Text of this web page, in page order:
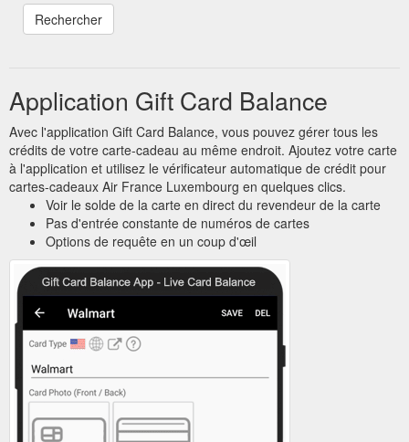
Application Gift Card Balance
Avec l'application Gift Card Balance, vous pouvez gérer tous les
crédits de votre carte-cadeau au même endroit. Ajoutez votre carte
à l'application et utilisez le vérificateur automatique de crédit pour
cartes-cadeaux Air France Luxembourg en quelques clics.
Voir le solde de la carte en direct du revendeur de la carte
Pas d'entrée constante de numéros de cartes
Options de requête en un coup d'œil